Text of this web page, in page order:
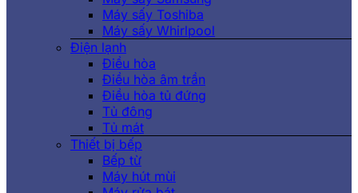
Máy sấy Toshiba
Máy sấy Whirlpool
Điện lạnh
Điều hòa
Điều hòa âm trần
Điều hòa tủ đứng
Tủ đông
Tủ mát
Thiết bị bếp
Bếp từ
Máy hút mùi